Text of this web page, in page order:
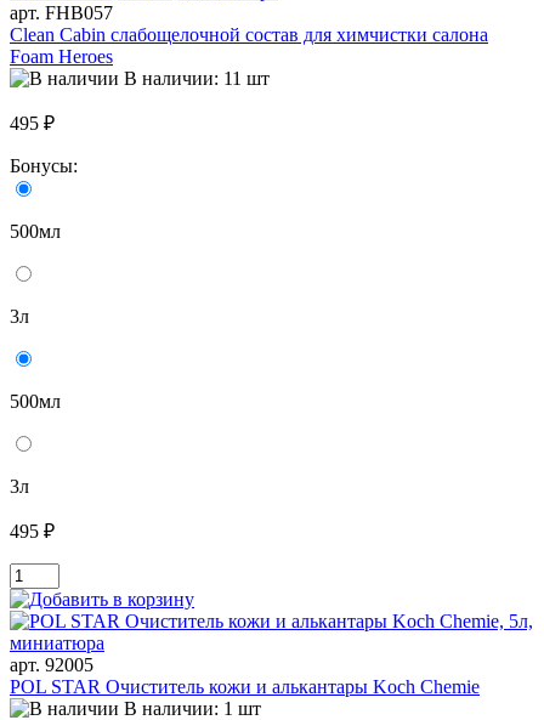
арт. FHB057
Clean Cabin слабощелочной состав для химчистки салона
Foam Heroes
В наличии: 11 шт
495 ₽
Бонусы:
500мл
3л
500мл
3л
495 ₽
арт. 92005
POL STAR Очиститель кожи и алькантары Koch Chemie
В наличии: 1 шт